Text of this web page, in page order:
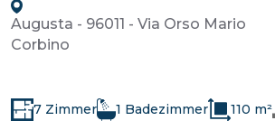
Augusta - 96011 - Via Orso Mario
Corbino
7 Zimmer 1 Badezimmer 110 m²